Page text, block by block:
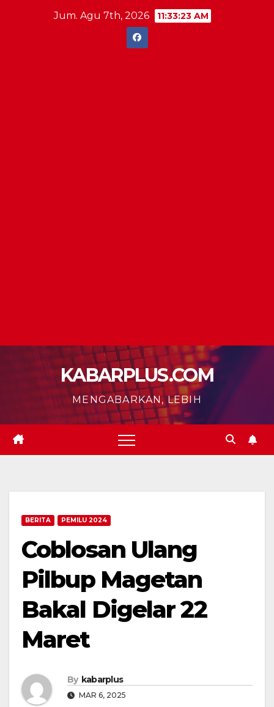
Jum. Agu 7th, 2026 11:33:24 AM
KABARPLUS.COM
MENGABARKAN, LEBIH
BERITA PEMILU 2024
Coblosan Ulang
Pilbup Magetan
Bakal Digelar 22
Maret
By kabarplus
MAR 6, 2025